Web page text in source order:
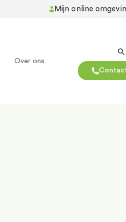
Mijn online
Over ons